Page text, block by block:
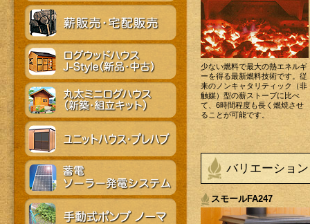
少ない燃料で最大の熱エネルギ
ーを得る最新燃料技術です。従
来のノンキャタリティック（非
触媒）型の薪ストーブに比べ
て、6時間程度も長く燃焼させ
ることが可能です。
バリエーショ
スモールFA247